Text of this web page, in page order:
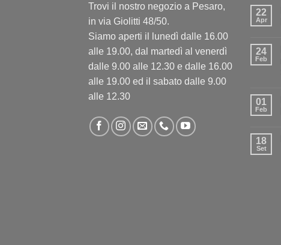
Trovi il nostro negozio a Pesaro,
in via Giolitti 48/50.
Siamo aperti il lunedì dalle 16.00
alle 19.00, dal martedì al venerdì
dalle 9.00 alle 12.30 e dalle 16.00
alle 19.00 ed il sabato dalle 9.00
alle 12.30
22
Apr
24
Feb
01
Feb
18
Set